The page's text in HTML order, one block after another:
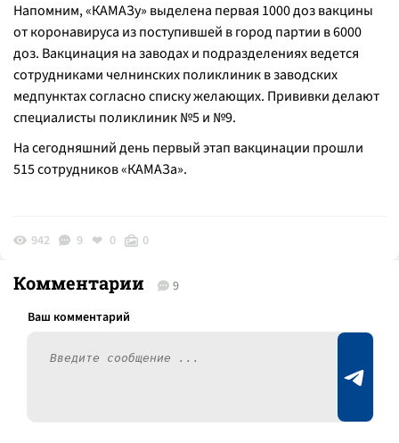
Напомним, «КАМАЗу» выделена первая 1000 доз вакцины
от коронавируса из поступившей в город партии в 6000
доз. Вакцинация на заводах и подразделениях ведется
сотрудниками челнинских поликлиник в заводских
медпунктах согласно списку желающих. Прививки делают
специалисты поликлиник №5 и №9.
На сегодняшний день первый этап вакцинации прошли
515 сотрудников «КАМАЗа».
942 9 0 0
Комментарии 9